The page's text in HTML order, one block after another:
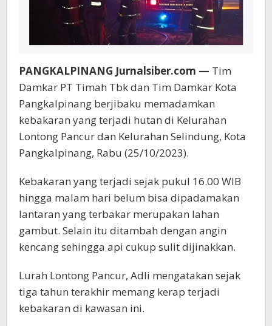
PANGKALPINANG Jurnalsiber.com — Tim
Damkar PT Timah Tbk dan Tim Damkar Kota
Pangkalpinang berjibaku memadamkan
kebakaran yang terjadi hutan di Kelurahan
Lontong Pancur dan Kelurahan Selindung, Kota
Pangkalpinang, Rabu (25/10/2023).
Kebakaran yang terjadi sejak pukul 16.00 WIB
hingga malam hari belum bisa dipadamakan
lantaran yang terbakar merupakan lahan
gambut. Selain itu ditambah dengan angin
kencang sehingga api cukup sulit dijinakkan.
Lurah Lontong Pancur, Adli mengatakan sejak
tiga tahun terakhir memang kerap terjadi
kebakaran di kawasan ini.